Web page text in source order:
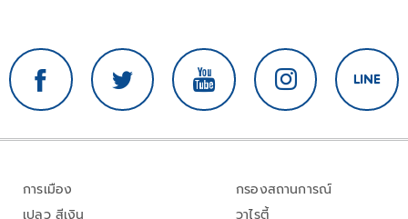
การเมือง
เปลว สีเงิน
กรองสถานการณ์
วาไรตี้